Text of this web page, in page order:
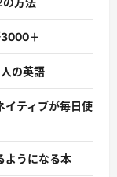
3000＋
の英語
イティブが毎日使
ようになる本